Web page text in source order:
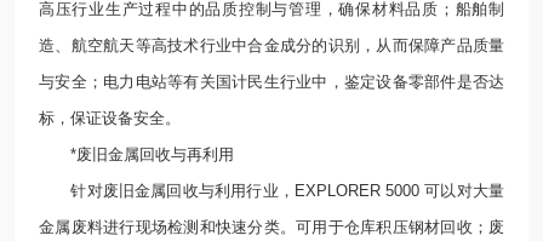
高压行业生产过程中的品质控制与管理，确保材料品质；船舶制
造、航空航天等高技术行业中合金成分的识别，从而保障产品质量
与安全；电力电站等有关国计民生行业中，鉴定设备零部件是否达
标，保证设备安全。
*废旧金属回收与再利用
针对废旧金属回收与利用行业，EXPLORER 5000 可以对大量
金属废料进行现场检测和快速分类。可用于仓库积压钢材回收；废